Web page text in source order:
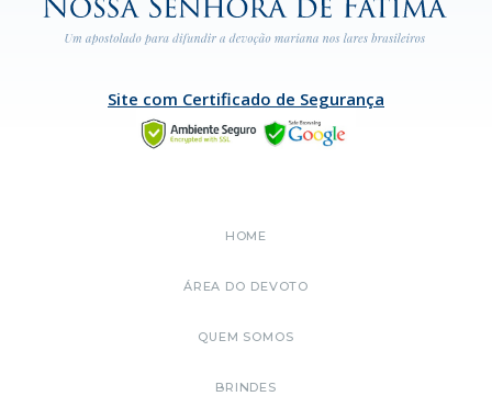
Site com Certificado de Segurança
HOME
ÁREA DO DEVOTO
QUEM SOMOS
BRINDES